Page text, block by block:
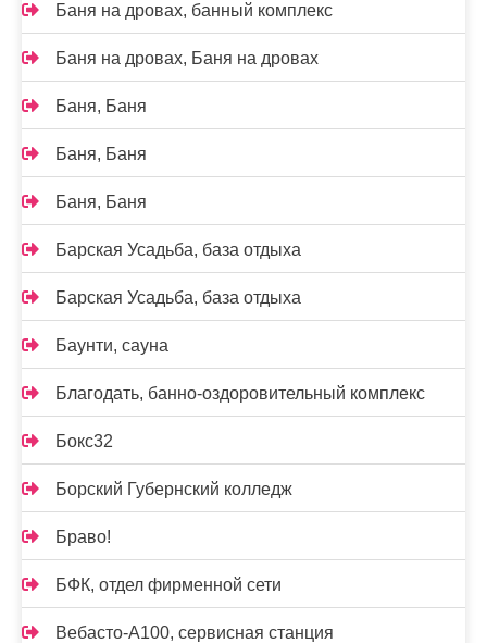
Баня на дровах, банный комплекс
Баня на дровах, Баня на дровах
Баня, Баня
Баня, Баня
Баня, Баня
Барская Усадьба, база отдыха
Барская Усадьба, база отдыха
Баунти, сауна
Благодать, банно-оздоровительный комплекс
Бокс32
Борский Губернский колледж
Браво!
БФК, отдел фирменной сети
Вебасто-А100, сервисная станция